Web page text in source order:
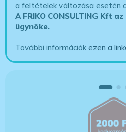
a feltételek változása esetén
A FRIKO CONSULTING Kft
ügynöke.
További információkezen a